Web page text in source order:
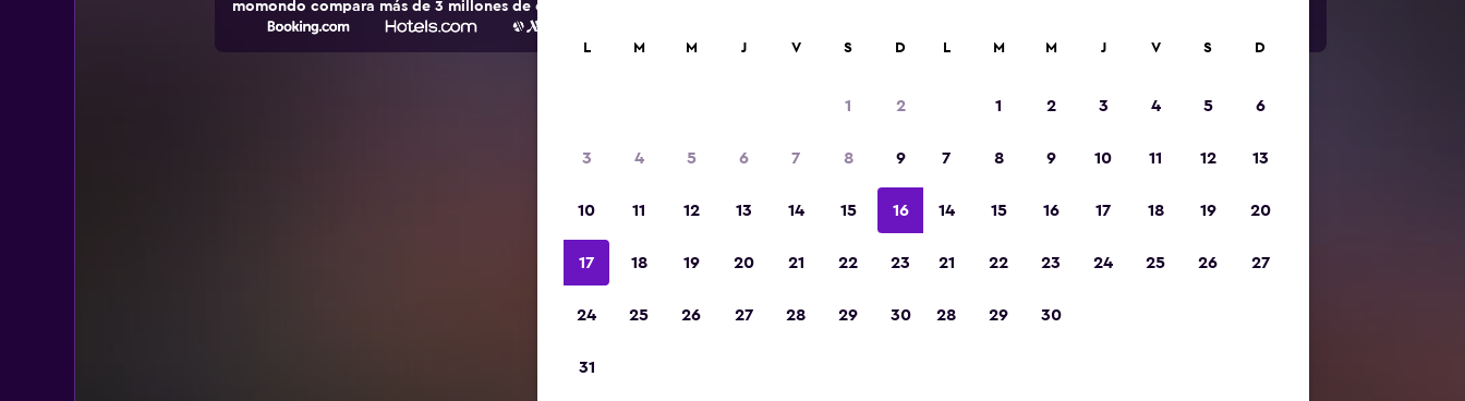
momondo compara más de 3 millones de opciones de hoteles y alojamientos.
L M M J V S D
1 2
3 4 5 6 7 8 9
10 11 12 13 14 15 16
17 18 19 20 21 22 23
24 25 26 27 28 29 30
31
L M M J V S D
1 2 3 4 5 6
7 8 9 10 11 12 13
14 15 16 17 18 19 20
21 22 23 24 25 26 27
28 29 30